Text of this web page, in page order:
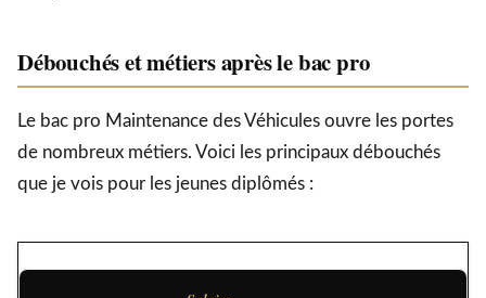
Débouchés et métiers après le bac pro
Le bac pro Maintenance des Véhicules ouvre les portes
de nombreux métiers. Voici les principaux débouchés
que je vois pour les jeunes diplômés :